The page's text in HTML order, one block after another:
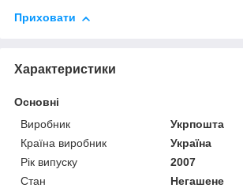
Приховати
Характеристики
Основні
Виробник
Укрпошта
Країна виробник
Україна
Рік випуску
2007
Стан
Негашене